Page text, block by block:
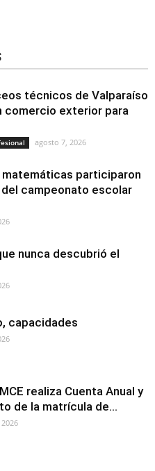
técnicos de Valparaíso
comercio exterior para
agosto 7, 2026
participaron
campeonato escolar
nunca descubrió el
capacidades
realiza Cuenta Anual y
de la matrícula de...